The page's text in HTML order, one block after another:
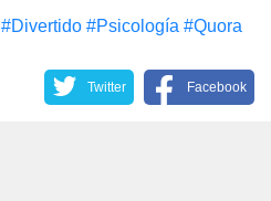
#Divertido #Psicología #Quora
Twitter Facebook